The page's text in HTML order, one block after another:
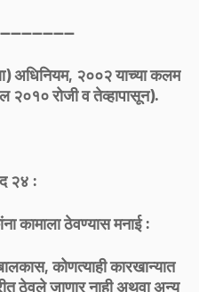
अधिनियम, २००२ याच्या कलम
२०१० रोजी व तेव्हापासून).
२४ :
कामाला ठेवण्यास मनाई :
कोणत्याही कारखान्यात
ठेवले जाणार नाही अथवा अन्य